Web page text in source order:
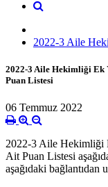
2022-3 Aile
2022-3 Aile Hekimliği Ek
Puan Listesi
06 Temmuz 2022
2022-3 Aile Hekimliği
Ait Puan Listesi
aşağıdaki bağlantıdan